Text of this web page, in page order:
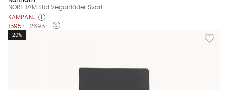
NORTHAM Stol Veganläder Svart
KAMPANJ
1595 :- 2695 :-
Lägg
20%